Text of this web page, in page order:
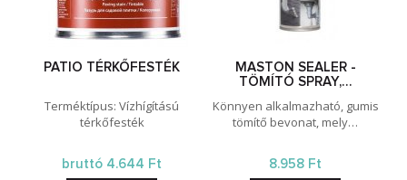
PATIO TÉRKŐFESTÉK
Terméktípus: Vízhígítású
térkőfesték
bruttó 4.644 Ft
MASTON SEALER -
TÖMÍTÓ SPRAY,…
Könnyen alkalmazható, gumis
tömítő bevonat, mely…
8.958 Ft